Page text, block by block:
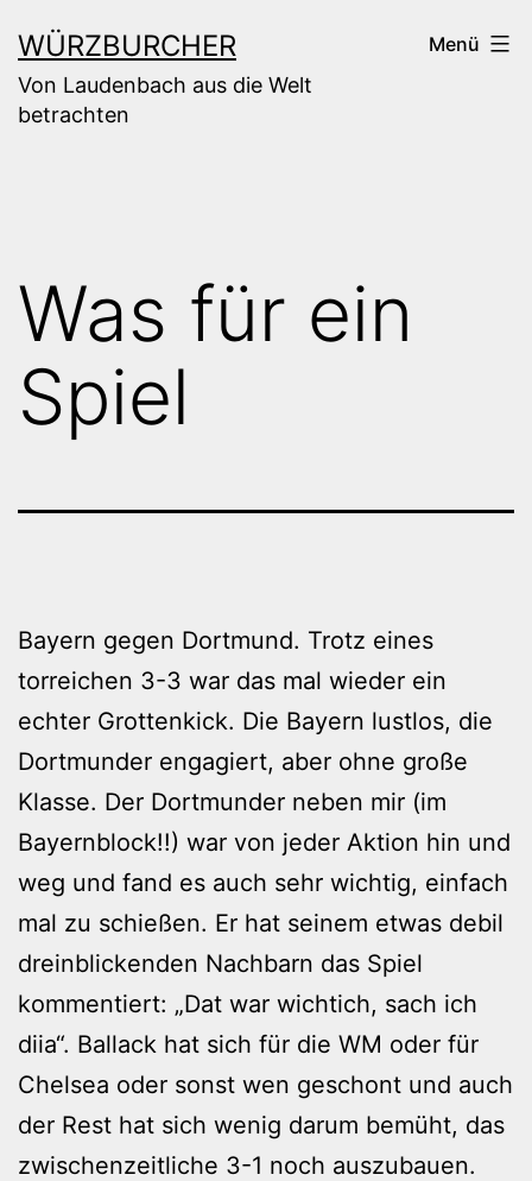
Inhalt
springen
WÜRZBURCHER
Von Laudenbach aus die Welt
betrachten
Menü
Was für ein
Spiel
Bayern gegen Dortmund. Trotz eines
torreichen 3-3 war das mal wieder ein
echter Grottenkick. Die Bayern lustlos, die
Dortmunder engagiert, aber ohne große
Klasse. Der Dortmunder neben mir (im
Bayernblock!!) war von jeder Aktion hin und
weg und fand es auch sehr wichtig, einfach
mal zu schießen. Er hat seinem etwas debil
dreinblickenden Nachbarn das Spiel
kommentiert: „Dat war wichtich, sach ich
diia“. Ballack hat sich für die WM oder für
Chelsea oder sonst wen geschont und auch
der Rest hat sich wenig darum bemüht, das
zwischenzeitliche 3-1 noch auszubauen.